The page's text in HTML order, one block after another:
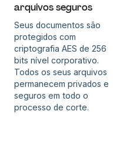
arquivos seguros
Seus documentos são
protegidos com
criptografia AES de 256
bits nível corporativo.
Todos os seus arquivos
permanecem privados e
seguros em todo o
processo de corte.